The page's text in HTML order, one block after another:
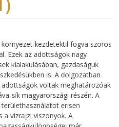
kezdetektıl fogva szoros
Ezek az adottságok nagy
kialakulásában, gazdaságuk
is. A dolgozatban
voltak meghatározóak
sík magyarországi részén. A
erısen
vízrajzi viszonyok. A